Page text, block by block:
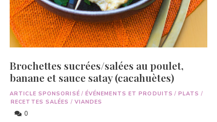
Brochettes sucrées/salées au poulet,
banane et sauce satay (cacahuètes)
ARTICLE SPONSORISÉ / ÉVÉNEMENTS ET PRODUITS / PLATS /
RECETTES SALÉES / VIANDES
0